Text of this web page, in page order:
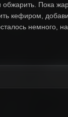
Пока
кефиром,
немного,